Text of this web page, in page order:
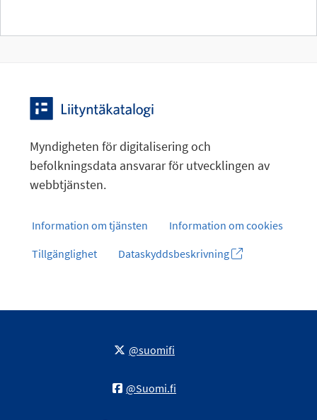
Myndigheten för digitalisering och
befolkningsdata ansvarar för utvecklingen av
webbtjänsten.
Information om tjänsten
Information om cookies
Tillgänglighet
Dataskyddsbeskrivning
@suomifi
@Suomi.fi